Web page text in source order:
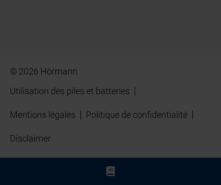
© 2026 Hörmann
Utilisation des piles et batteries
Mentions légales Politique de confidentialité
Disclaimer